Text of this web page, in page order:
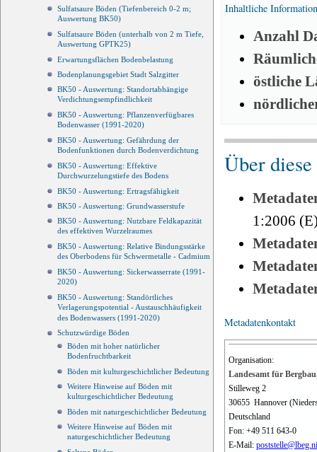
Sulfatsaure Böden (Tiefenbereich 0-2 m;
Auswertung BK50)
Sulfatsaure Böden (unterhalb von 2 m Tiefe,
Auswertung GPTK25)
Erwartungsflächen Bodenbelastung
Bodenplanungsgebiet Stadt Salzgitter
BK50 - Auswertung: Standortabhängige
Verdichtungsempfindlichkeit
BK50 - Auswertung: Pflanzenverfügbares
Bodenwasser (1991-2020)
BK50 - Auswertung: Gefährdung der
Bodenfunktionen durch Bodenverdichtung
BK50 - Auswertung: Effektive
Durchwurzelungstiefe des Bodens
BK50 - Auswertung: Ertragsfähigkeit
BK50 - Auswertung: Grundwasserstufe
BK50 - Auswertung: Nutzbare Feldkapazität
des effektiven Wurzelraumes
BK50 - Auswertung: Relative Bindungsstärke
des Oberbodens für Schwermetalle - Cadmium
BK50 - Auswertung: Sickerwasserrate (1991-
2020)
BK50 - Auswertung: Standörtliches
Verlagerungspotential - Austauschhäufigkeit
des Bodenwassers (1991-2020)
Schutzwürdige Böden
Böden mit hoher natürlicher
Bodenfruchtbarkeit
Böden mit kulturgeschichtlicher Bedeutung
Weitere Hinweise auf Böden mit
kulturgeschichtlicher Bedeutung
Böden mit naturgeschichtlicher Bedeutung
Weitere Hinweise auf Böden mit
naturgeschichtlicher Bedeutung
Inhaltliche
Anzahl
östliche
Über
1:2006
Metadatenkontakt
Organisation:
Landesamt für
Stilleweg 2
30655 Hannover
Deutschland
Fon: +49 511 643-0
E-Mail: